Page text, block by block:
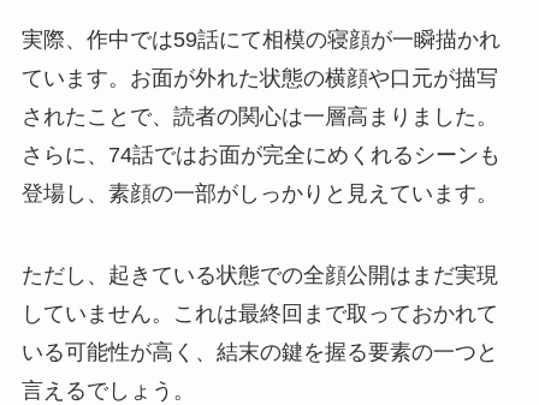
実際、作中では59話にて相模の寝顔が一瞬描かれ
ています。お面が外れた状態の横顔や口元が描写
されたことで、読者の関心は一層高まりました。
さらに、74話ではお面が完全にめくれるシーンも
登場し、素顔の一部がしっかりと見えています。
ただし、起きている状態での全顔公開はまだ実現
していません。これは最終回まで取っておかれて
いる可能性が高く、結末の鍵を握る要素の一つと
言えるでしょう。